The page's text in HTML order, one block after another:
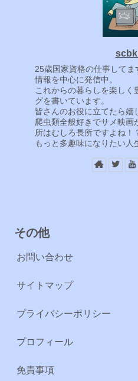
25歳国家資格の仕事して
情報を中心に発信中。
これからの暮らしを楽しく
グを書いています。
皆さんのお役に立てたら嬉
爬虫類全般好きでサメ映画
所はむしろ長所ですよね！
もっと多趣味になりたい人
その他
お問い合わせ
サイトマップ
プライバシーポリシー
プロフィール
免責事項